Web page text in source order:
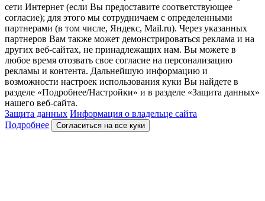
сети Интернет (если Вы предоставите соответствующее
согласие); для этого мы сотрудничаем с определенными
партнерами (в том числе, Яндекс, Mail.ru). Через указанных
партнеров Вам также может демонстрироваться реклама и на
других веб-сайтах, не принадлежащих нам. Вы можете в
любое время отозвать свое согласие на персонализацию
рекламы и контента. Дальнейшую информацию и
возможности настроек использования куки Вы найдете в
разделе «Подробнее/Настройки» и в разделе «Защита данных»
нашего веб-сайта.
Защита данных Информация о владельце сайта
Подробнее
Согласиться на все куки